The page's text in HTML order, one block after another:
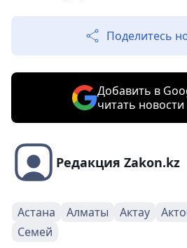
Поделитесь
Добавить в
читать
Редакция Zakon.kz
Астана Алматы Актау
Семей